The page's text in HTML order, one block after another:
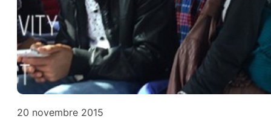
20 novembre 2015